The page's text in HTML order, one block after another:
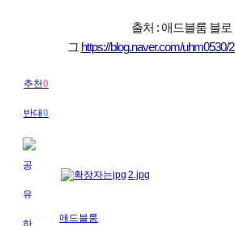
출처 : 애드블룸 블로
그 https://blog.naver.com/uhm0530/
추천0
반대0
2.jpg
애드블룸